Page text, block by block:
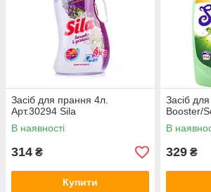
Засіб для прання 4л.
Арт.30294 Sila
В наявності
314 ₴
Купити
Засіб
Booster/
В
329 ₴